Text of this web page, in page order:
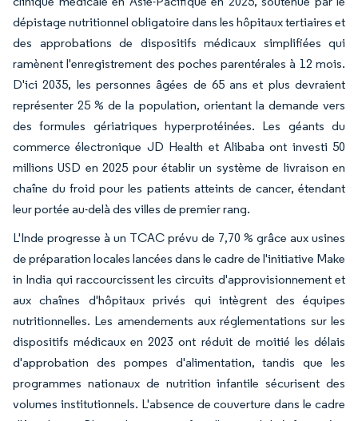
dépistage nutritionnel obligatoire dans les hôpitaux tertiaires et
des approbations de dispositifs médicaux simplifiées qui
ramènent l'enregistrement des poches parentérales à 12 mois.
D'ici 2035, les personnes âgées de 65 ans et plus devraient
représenter 25 % de la population, orientant la demande vers
des formules gériatriques hyperprotéinées. Les géants du
commerce électronique JD Health et Alibaba ont investi 50
millions USD en 2025 pour établir un système de livraison en
chaîne du froid pour les patients atteints de cancer, étendant
leur portée au-delà des villes de premier rang.
L'Inde progresse à un TCAC prévu de 7,70 % grâce aux usines
de préparation locales lancées dans le cadre de l'initiative Make
in India qui raccourcissent les circuits d'approvisionnement et
aux chaînes d'hôpitaux privés qui intègrent des équipes
nutritionnelles. Les amendements aux réglementations sur les
dispositifs médicaux en 2023 ont réduit de moitié les délais
d'approbation des pompes d'alimentation, tandis que les
programmes nationaux de nutrition infantile sécurisent des
volumes institutionnels. L'absence de couverture dans le cadre